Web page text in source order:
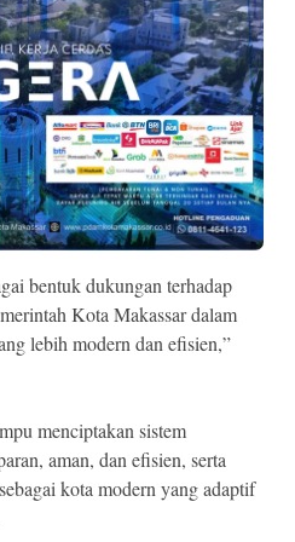
bentuk dukungan terhadap
Kota Makassar dalam
lebih modern dan efisien,”
menciptakan sistem
aman, dan efisien, serta
kota modern yang adaptif